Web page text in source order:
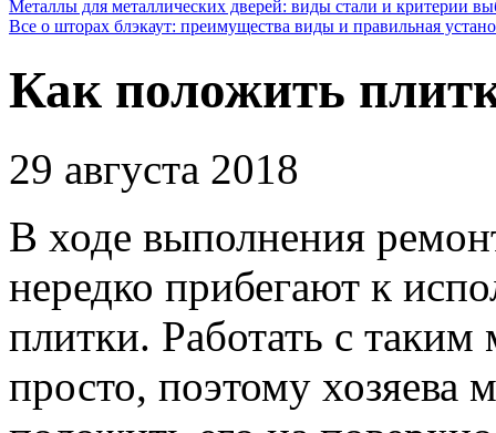
Металлы для металлических дверей: виды стали и критерии
Все о шторах блэкаут: преимущества виды и правильная
Как положить
29 августа 2018
В ходе выполнения
нередко прибегают к
плитки. Работать с таким
просто, поэтому хозяева